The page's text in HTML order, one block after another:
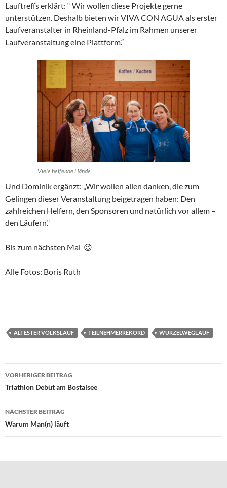
Lauftreffs erklärt: “ Wir wollen diese Projekte gerne
unterstützen. Deshalb bieten wir VIVA CON AGUA als erster
Laufveranstalter in Rheinland-Pfalz im Rahmen unserer
Laufveranstaltung eine Plattform.“
Viele helfende Hände …
Und Dominik ergänzt: „Wir wollen allen danken, die zum
Gelingen dieser Veranstaltung beigetragen haben: Den
zahlreichen Helfern, den Sponsoren und natürlich vor allem –
den Läufern.“
Bis zum nächsten Mal 😉
Alle Fotos: Boris Ruth
ÄLTESTER VOLKSLAUF TEILNEHMERREKORD WURZELWEGLAUF
Beitragsnavigation
VORHERIGER BEITRAG
Triathlon Debüt am Bostalsee
NÄCHSTER BEITRAG
Warum Man(n) läuft